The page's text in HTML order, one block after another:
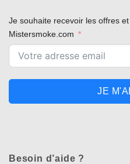
Je souhaite recevoir les offres
Mistersmoke.com
JE
Besoin d’aide ?